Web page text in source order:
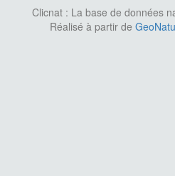
Clicnat : La base de données
Réalisé à partir de